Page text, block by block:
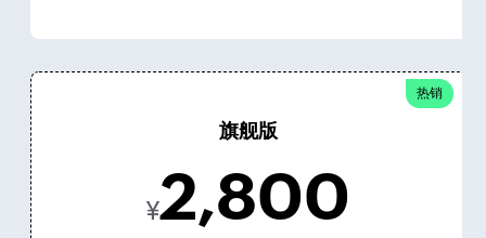
旗舰版
¥2,800
热销